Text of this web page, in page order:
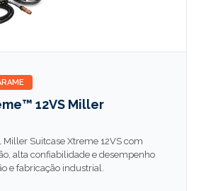
12VS Miller
Suitcase Xtreme 12VS com
alta confiabilidade e desempenho
e fabricação industrial.